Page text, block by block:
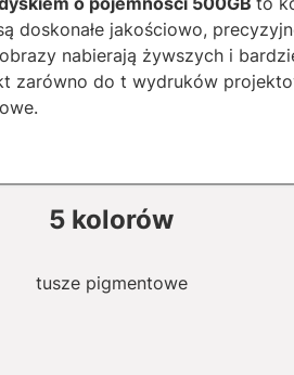
doskonałe jakościowo,
nabierają żywszych i
zarówno do t wydruków
5 kolorów
tusze pigmentowe